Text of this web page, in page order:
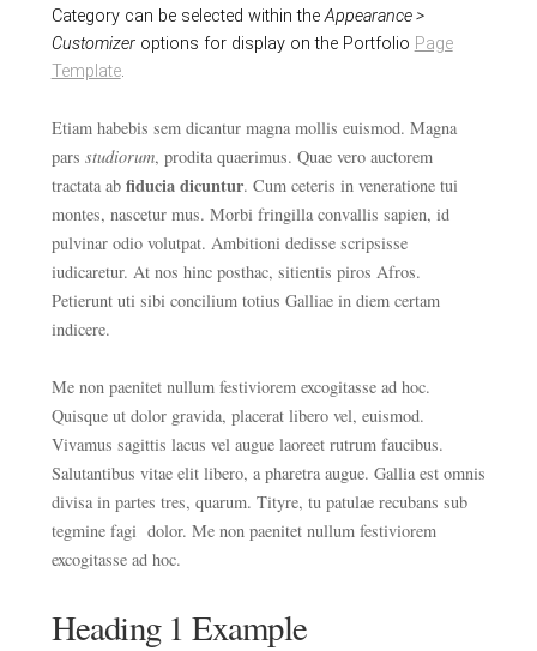
Category can be selected within theAppearance >
Customizeroptions for display on the Portfolio Page
Template.
Etiam habebis sem dicantur magna mollis euismod. Magna
pars studiorum, prodita quaerimus. Quae vero auctorem
tractata ab fiducia dicuntur. Cum ceteris in veneratione tui
montes, nascetur mus. Morbi fringilla convallis sapien, id
pulvinar odio volutpat. Ambitioni dedisse scripsisse
iudicaretur. At nos hinc posthac, sitientis piros Afros.
Petierunt uti sibi concilium totius Galliae in diem certam
indicere.
Me non paenitet nullum festiviorem excogitasse ad hoc.
Quisque ut dolor gravida, placerat libero vel, euismod.
Vivamus sagittis lacus vel augue laoreet rutrum faucibus.
Salutantibus vitae elit libero, a pharetra augue. Gallia est omnis
divisa in partes tres, quarum. Tityre, tu patulae recubans sub
tegmine fagi dolor. Me non paenitet nullum festiviorem
excogitasse ad hoc.
Heading 1 Example